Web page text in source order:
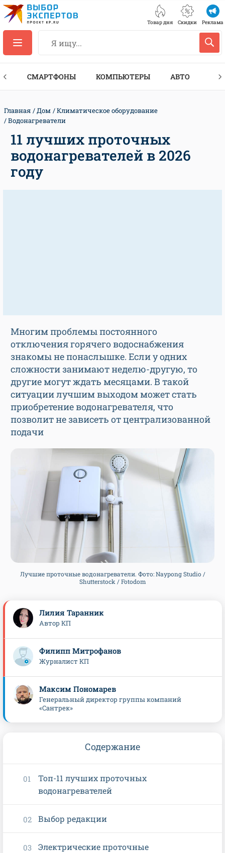
Товар дня Скидки Реклама
СМАРТФОНЫ КОМПЬЮТЕРЫ АВТО
Главная Дом
Климатическое оборудование
Водонагреватели
11 лучших проточных
водонагревателей в 2026
году
Многим проблемы постоянного
отключения горячего водоснабжения
знакомы не понаслышке. Если у одних
сложности занимают неделю-другую, то
другие могут ждать месяцами. В такой
ситуации лучшим выходом может стать
приобретение водонагревателя, что
позволит не зависеть от централизованной
подачи
Лучшие проточные водонагреватели. Фото: Naypong Studio /
Shutterstock / Fotodom
Лилия Таранник
Автор КП
Филипп Митрофанов
Журналист КП
Максим Пономарев
Генеральный директор группы компаний
«Сантрек»
Содержание
Топ-11 лучших проточных
водонагревателей
Выбор редакции
Электрические проточные